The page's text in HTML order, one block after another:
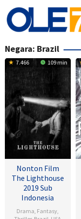
Loncat
ke
konten
Negara: Brazil
7.466 109 min
Nonton Film
The Lighthouse
2019 Sub
Indonesia
Drama Fantasy